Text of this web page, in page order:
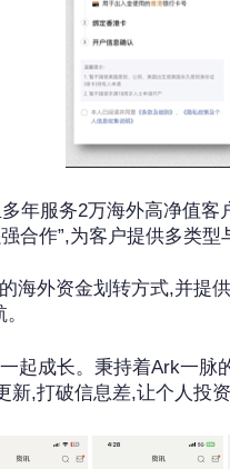
年服务2万海外高净值客
合作”,为客户提供多类
海外资金划转方式,并提
起成长。秉持着Ark一脉
新,打破信息差,让个人投